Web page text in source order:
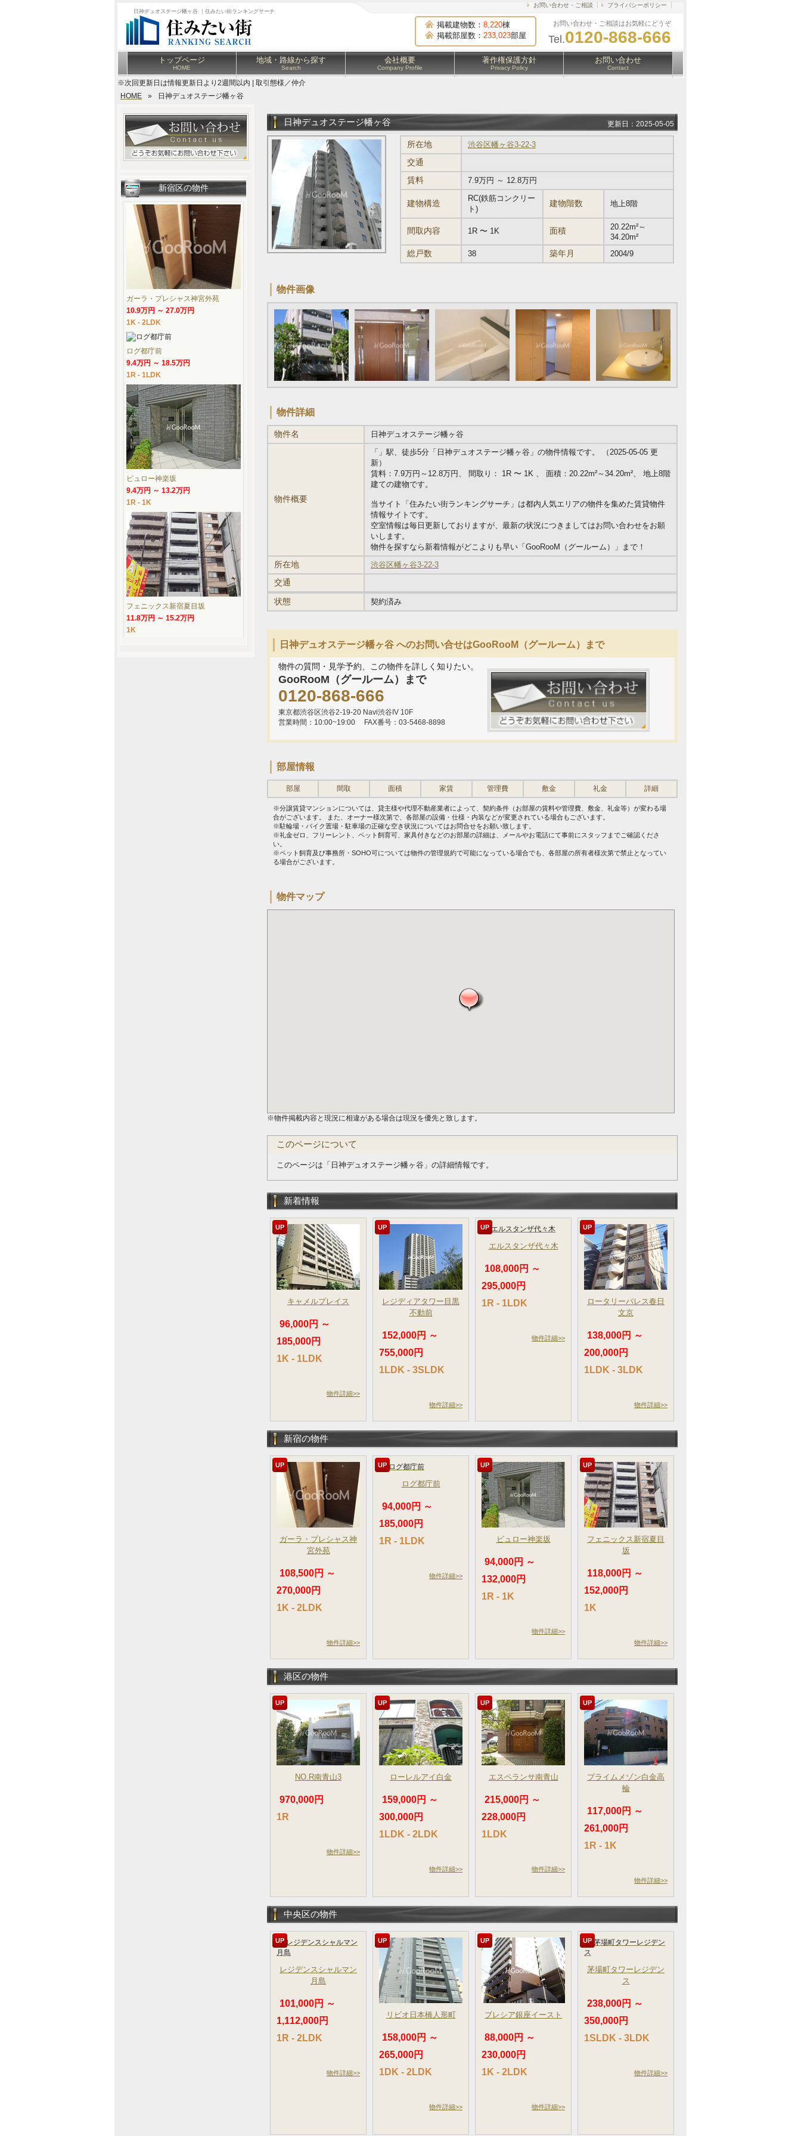
日神デュオステージ幡ヶ谷 ｜住みたい街ランキングサーチ
掲載建物数： 8,220棟
掲載部屋数： 233,023部屋
お問い合わせ・ご相談はお気軽にどうぞ
Tel.0120-868-666
お問い合わせ・ご相談 プライバシーポリシー
トップページ
HOME
地域・路線から探す
Search
会社概要
Company Profile
著作権保護方針
Privacy Policy
お問い合わせ
Contact
※次回更新日は情報更新日より2週間以内 | 取引態様／仲介
HOME
» 日神デュオステージ幡ヶ谷
日神デュオステージ幡ヶ谷 更新日：2025-05-05
所在地 渋谷区幡ヶ谷3-22-3
交通
賃料
7.9万円 ～ 12.8万円
建物構造
RC(鉄筋コンクリー
ト)
建物階数 地上8階
間取内容 1R 〜 1K 面積
20.22m²～
34.20m²
総戸数 38 築年月 2004/9
物件画像
物件詳細
物件名 日神デュオステージ幡ヶ谷
物件概要
「 」駅、徒歩5分「日神デュオステージ幡ヶ谷」の物件情報です。 （2025-05-05 更
新）
賃料：7.9万円～12.8万円、 間取り： 1R 〜 1K 、 面積：20.22m²～34.20m²、 地上8階
建ての建物です。
当サイト「住みたい街ランキングサーチ」は都内人気エリアの物件を集めた賃貸物件
情報サイトです。
空室情報は毎日更新しておりますが、最新の状況につきましてはお問い合わせをお願
いします。
物件を探すなら新着情報がどこよりも早い「GooRooM（グールーム）」まで！
所在地 渋谷区幡ヶ谷3-22-3
交通
状態
契約済み
日神デュオステージ幡ヶ谷 へのお問い合せはGooRooM（グールーム）まで
物件の質問・見学予約、この物件を詳しく知りたい。
GooRooM（グールーム）まで
0120-868-666
東京都渋谷区渋谷2-19-20 Navi渋谷IV 10F
営業時間：10:00~19:00
FAX番号：03-5468-8898
部屋情報
部屋 間取 面積 家賃 管理費 敷金 礼金 詳細
※分譲賃貸マンションについては、貸主様や代理不動産業者によって、契約条件（お部屋の賃料や管理費、敷金、礼金等）が変わる場
合がございます。 また、オーナー様次第で、各部屋の設備・仕様・内装などが変更されている場合もございます。
※駐輪場・バイク置場・駐車場の正確な空き状況についてはお問合せをお願い致します。
※礼金ゼロ、フリーレント、ペット飼育可、家具付きなどのお部屋の詳細は、メールやお電話にて事前にスタッフまでご確認くださ
い。
※ペット飼育及び事務所・SOHO可については物件の管理規約で可能になっている場合でも、各部屋の所有者様次第で禁止となってい
る場合がございます。
物件マップ
※物件掲載内容と現況に相違がある場合は現況を優先と致します。
このページについて
このページは「日神デュオステージ幡ヶ谷」の詳細情報です。
新着情報
UP
キャメルプレイス
96,000円 ～
185,000円
1K - 1LDK
物件詳細>>
UP
レジディアタワー目黒
不動前
152,000円 ～
755,000円
1LDK - 3SLDK
物件詳細>>
UP
エルスタンザ代々木
108,000円 ～
295,000円
1R - 1LDK
物件詳細>>
UP
ロータリーパレス春日
文京
138,000円 ～
200,000円
1LDK - 3LDK
物件詳細>>
新宿の物件
UP
ガーラ・プレシャス神
宮外苑
108,500円 ～
270,000円
1K - 2LDK
物件詳細>>
UP
ログ都庁前
94,000円 ～
185,000円
1R - 1LDK
物件詳細>>
UP
ビュロー神楽坂
94,000円 ～
132,000円
1R - 1K
物件詳細>>
UP
フェニックス新宿夏目
坂
118,000円 ～
152,000円
1K
物件詳細>>
港区の物件
UP
NO.R南青山3
970,000円
1R
物件詳細>>
UP
ローレルアイ白金
159,000円 ～
300,000円
1LDK - 2LDK
物件詳細>>
UP
エスペランサ南青山
215,000円 ～
228,000円
1LDK
物件詳細>>
UP
プライムメゾン白金高
輪
117,000円 ～
261,000円
1R - 1K
物件詳細>>
中央区の物件
UP
レジデンスシャルマン
月島
101,000円 ～
1,112,000円
1R - 2LDK
物件詳細>>
UP
リビオ日本橋人形町
158,000円 ～
265,000円
1DK - 2LDK
物件詳細>>
UP
ブレシア銀座イースト
88,000円 ～
230,000円
1K - 2LDK
物件詳細>>
UP
茅場町タワーレジデン
ス
238,000円 ～
350,000円
1SLDK - 3LDK
物件詳細>>
新宿区の物件
ガーラ・プレシャス神宮外苑
10.9万円 ～ 27.0万円
1K - 2LDK
ログ都庁前
9.4万円 ～ 18.5万円
1R - 1LDK
ビュロー神楽坂
9.4万円 ～ 13.2万円
1R - 1K
フェニックス新宿夏目坂
11.8万円 ～ 15.2万円
1K